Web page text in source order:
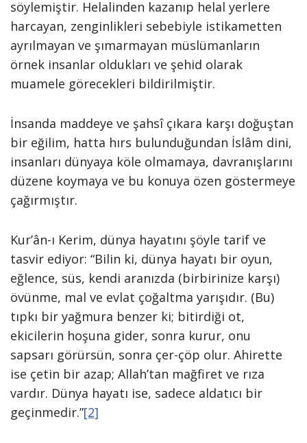
söylemiştir. Helalinden kazanıp helal yerlere
harcayan, zenginlikleri sebebiyle istikametten
ayrılmayan ve şımarmayan müslümanların
örnek insanlar oldukları ve şehid olarak
muamele görecekleri bildirilmiştir.
İnsanda maddeye ve şahsî çıkara karşı doğuştan
bir eğilim, hatta hırs bulunduğundan İslâm dini,
insanları dünyaya köle olmamaya, davranışlarını
düzene koymaya ve bu konuya özen göstermeye
çağırmıştır.
Kur’ân-ı Kerim, dünya hayatını şöyle tarif ve
tasvir ediyor: “Bilin ki, dünya hayatı bir oyun,
eğlence, süs, kendi aranızda (birbirinize karşı)
övünme, mal ve evlat çoğaltma yarışıdır. (Bu)
tıpkı bir yağmura benzer ki; bitirdiği ot,
ekicilerin hoşuna gider, sonra kurur, onu
sapsarı görürsün, sonra çer-çöp olur. Ahirette
ise çetin bir azap; Allah’tan mağfiret ve rıza
vardır. Dünya hayatı ise, sadece aldatıcı bir
geçinmedir.”[2]